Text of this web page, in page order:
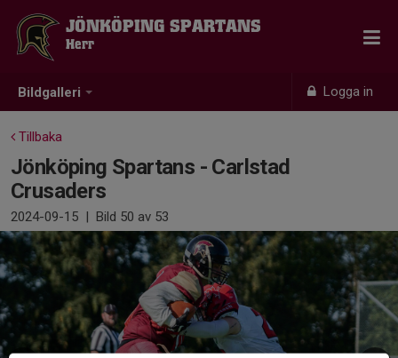
Bildgalleri Logga in
JÖNKÖPING SPARTANS
Herr
Tillbaka
Jönköping Spartans - Carlstad
Crusaders
2024-09-15 | Bild 50 av 53